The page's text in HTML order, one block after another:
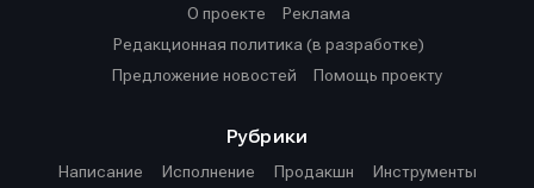
О проекте
Реклама
Редакционная политика (в разработке)
Предложение новостей
Помощь проекту
Рубрики
Написание
Исполнение Продакшн
Инструменты